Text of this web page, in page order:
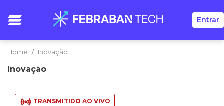
Entrar
Home Inovação
Inovação
TRANSMITIDO AO VIVO